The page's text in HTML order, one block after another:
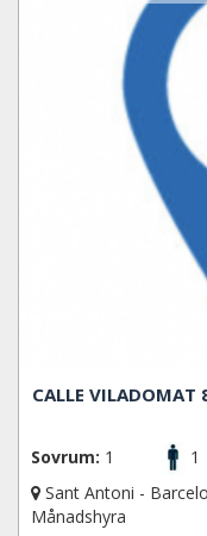
CALLE VILADOMAT
Sovrum: 1 1
Sant Antoni -
Månadshyra